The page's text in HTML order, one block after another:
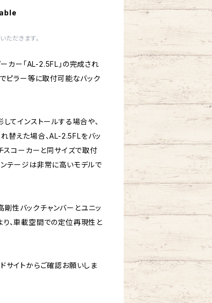
ただきます。
カー「AL-2.5FL」の完成され
ピラー等に取付可能なバック
てインストールする場合や、
替えた場合、AL-2.5FLをバッ
スコーカーと同サイズで取付
テージは非常に高いモデルで
性バックチャンバーとユニッ
、車載空間での定位再現性と
サイトからご確認お願いしま